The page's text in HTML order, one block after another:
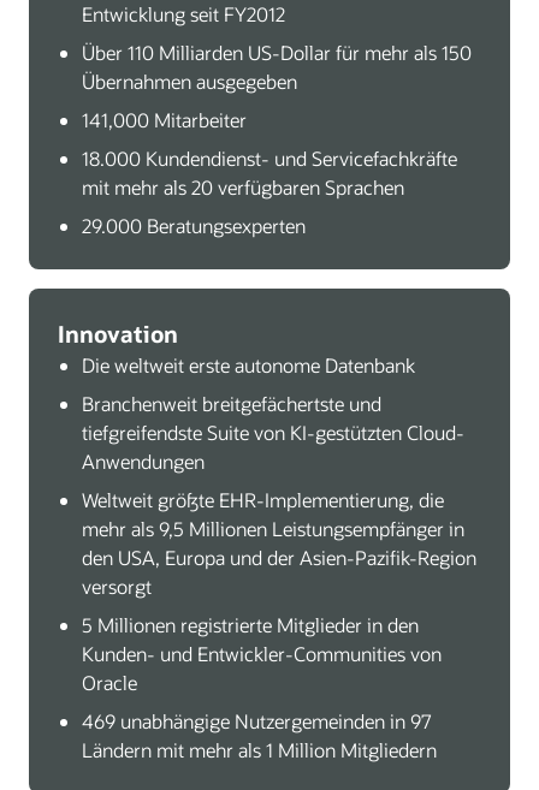
Entwicklung seit FY2012
Über 110 Milliarden US-Dollar für mehr als 150
Übernahmen ausgegeben
141,000 Mitarbeiter
18.000 Kundendienst- und Servicefachkräfte
mit mehr als 20 verfügbaren Sprachen
29.000 Beratungsexperten
Innovation
Die weltweit erste autonome Datenbank
Branchenweit breitgefächertste und
tiefgreifendste Suite von KI-gestützten Cloud-
Anwendungen
Weltweit größte EHR-Implementierung, die
mehr als 9,5 Millionen Leistungsempfänger in
den USA, Europa und der Asien-Pazifik-Region
versorgt
5 Millionen registrierte Mitglieder in den
Kunden- und Entwickler-Communities von
Oracle
469 unabhängige Nutzergemeinden in 97
Ländern mit mehr als 1 Million Mitgliedern